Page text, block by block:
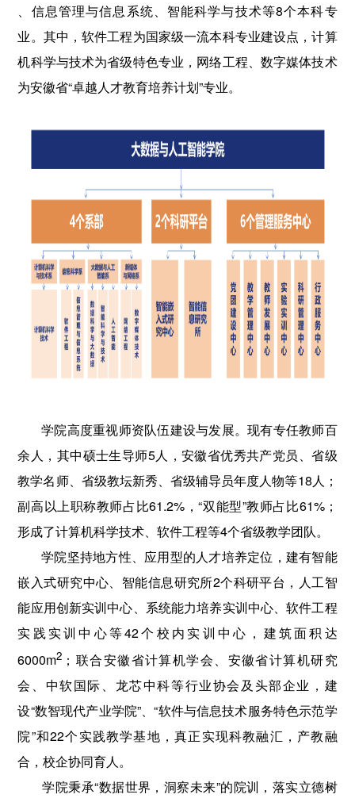
、信息管理与信息系统、智能科学与技术等8个本科专
业。其中，软件工程为国家级一流本科专业建设点，计算
机科学与技术为省级特色专业，网络工程、数字媒体技术
为安徽省“卓越人才教育培养计划”专业。
学院高度重视师资队伍建设与发展。现有专任教师百
余人，其中硕士生导师5人，安徽省优秀共产党员、省级
教学名师、省级教坛新秀、省级辅导员年度人物等18人；
副高以上职称教师占比61.2%，“双能型”教师占比61%；
形成了计算机科学技术、软件工程等4个省级教学团队。
学院坚持地方性、应用型的人才培养定位，建有智能
嵌入式研究中心、智能信息研究所2个科研平台，人工智
能应用创新实训中心、系统能力培养实训中心、软件工程
实践实训中心等42个校内实训中心，建筑面积达
6000m2 ；联合安徽省计算机学会、安徽省计算机研究
会、中软国际、龙芯中科等行业协会及头部企业，建
设“数智现代产业学院”、“软件与信息技术服务特色示范学
院”和22个实践教学基地，真正实现科教融汇，产教融
合，校企协同育人。
学院秉承“数据世界，洞察未来”的院训，落实立德树